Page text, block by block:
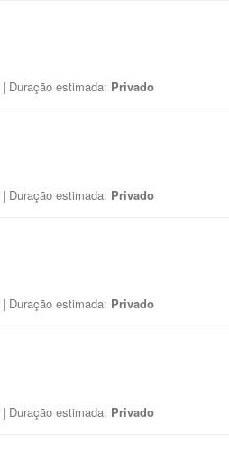
| Duração estimada: Privado
| Duração estimada: Privado
| Duração estimada: Privado
| Duração estimada: Privado